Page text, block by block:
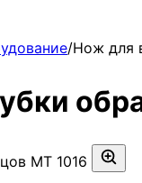
/Нож для